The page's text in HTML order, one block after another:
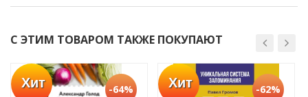
С ЭТИМ ТОВАРОМ ТАКЖЕ ПОКУПАЮТ
Хит -64% Хит -62%